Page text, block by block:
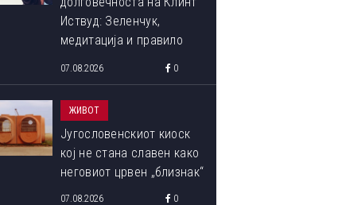
Иствуд: Зеленчук,
медитација и правило
07.08.2026 0
ЖИВОТ
Југословенскиот киоск
кој не стана славен како
неговиот црвен „близнак“
07.08.2026 0